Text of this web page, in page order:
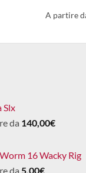
A partire
Slx
da 140,00€
16 Wacky Rig
da 5,00€